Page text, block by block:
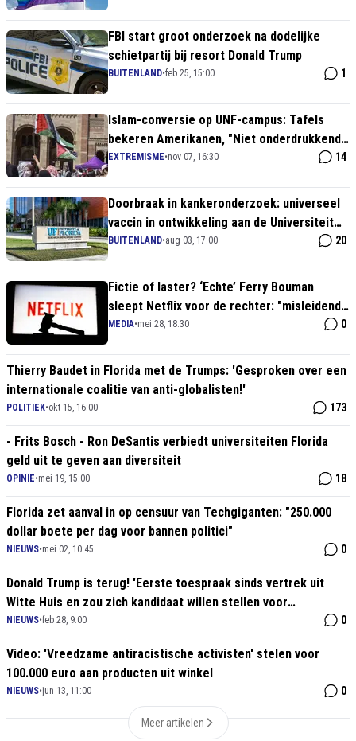
FBI start groot onderzoek na dodelijke
schietpartij bij resort Donald Trump
BUITENLAND•feb 25, 15:00 1
Islam-conversie op UNF-campus: Tafels
bekeren Amerikanen, "Niet onderdrukkend
voor vrouwen" – Schokkende dawah-trend
EXTREMISME•nov 07, 16:30 14
Doorbraak in kankeronderzoek: universeel
vaccin in ontwikkeling aan de Universiteit
van Florida
BUITENLAND•aug 03, 17:00 20
Fictie of laster? ‘Echte’ Ferry Bouman
sleept Netflix voor de rechter: "misleidende
presentatie!"
MEDIA•mei 28, 18:30 0
Thierry Baudet in Florida met de Trumps: 'Gesproken over een
internationale coalitie van anti-globalisten!'
POLITIEK•okt 15, 16:00 173
- Frits Bosch - Ron DeSantis verbiedt universiteiten Florida
geld uit te geven aan diversiteit
OPINIE•mei 19, 15:00 18
Florida zet aanval in op censuur van Techgiganten: "250.000
dollar boete per dag voor bannen politici"
NIEUWS•mei 02, 10:45 0
Donald Trump is terug! 'Eerste toespraak sinds vertrek uit
Witte Huis en zou zich kandidaat willen stellen voor
verkiezingen 2024'
NIEUWS•feb 28, 9:00 0
Video: 'Vreedzame antiracistische activisten' stelen voor
100.000 euro aan producten uit winkel
NIEUWS•jun 13, 11:00 0
Meer artikelen